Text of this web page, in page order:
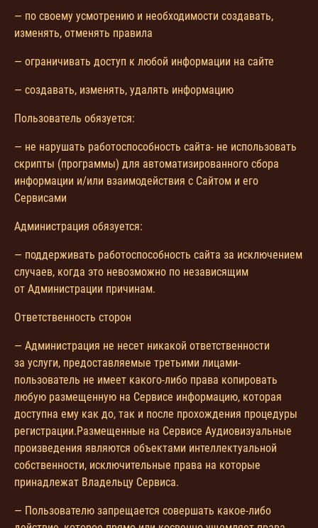
— по своему усмотрению и необходимости создавать,
изменять, отменять правила
— ограничивать доступ к любой информации на сайте
— создавать, изменять, удалять информацию
Пользователь обязуется:
— не нарушать работоспособность сайта- не использовать
скрипты (программы) для автоматизированного сбора
информации и/или взаимодействия с Сайтом и его
Сервисами
Администрация обязуется:
— поддерживать работоспособность сайта за исключением
случаев, когда это невозможно по независящим
от Администрации причинам.
Ответственность сторон
— Администрация не несет никакой ответственности
за услуги, предоставляемые третьими лицами-
пользователь не имеет какого-либо права копировать
любую размещенную на Сервисе информацию, которая
доступна ему как до, так и после прохождения процедуры
регистрации.Размещенные на Сервисе Аудиовизуальные
произведения являются объектами интеллектуальной
собственности, исключительные права на которые
принадлежат Владельцу Сервиса.
— Пользователю запрещается совершать какое-либо